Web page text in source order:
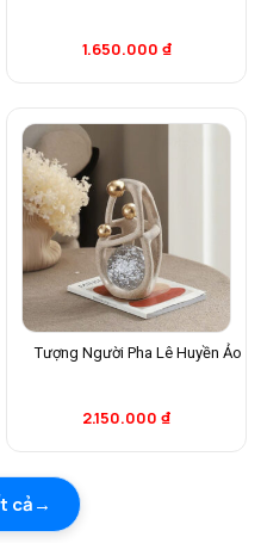
1.650.000 ₫
Tượng Người Pha Lê Huyền Ảo
2.150.000 ₫
cả